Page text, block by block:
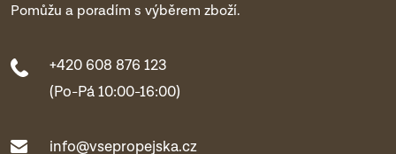
Pomůžu a poradím s výběrem zboží.
+420 608 876 123
(Po-Pá 10:00-16:00)
info@vsepropejska.cz